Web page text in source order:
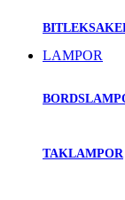
LAMPOR
TAKLAMPOR